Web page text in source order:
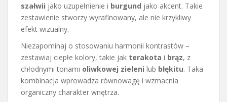
szałwii jako uzupełnienie i burgund jako akcent. Takie
zestawienie stworzy wyrafinowany, ale nie krzykliwy
efekt wizualny.
Niezapominaj o stosowaniu harmonii kontrastów –
zestawiaj ciepłe kolory, takie jak terakota i brąz, z
chłodnymi tonami oliwkowej zieleni lub błękitu. Taka
kombinacja wprowadza równowagę i wzmacnia
organiczny charakter wnętrza.